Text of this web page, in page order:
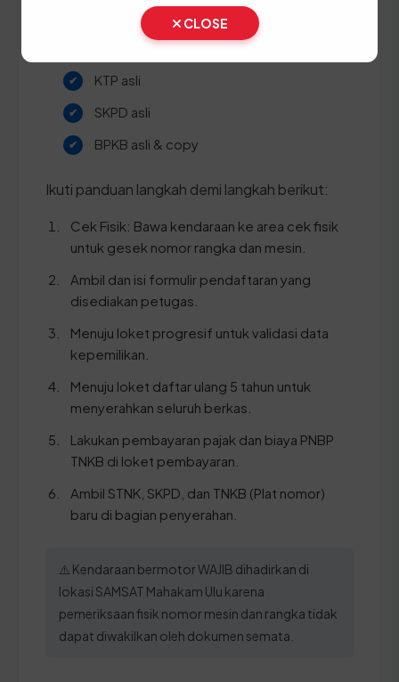
kendaraan. Siapkan dokumen tambahan ini:
STNK asli
KTP asli
SKPD asli
BPKB asli & copy
Ikuti panduan langkah demi langkah berikut:
Cek Fisik: Bawa kendaraan ke area cek fisik
untuk gesek nomor rangka dan mesin.
Ambil dan isi formulir pendaftaran yang
disediakan petugas.
Menuju loket progresif untuk validasi data
kepemilikan.
Menuju loket daftar ulang 5 tahun untuk
menyerahkan seluruh berkas.
Lakukan pembayaran pajak dan biaya PNBP
TNKB di loket pembayaran.
Ambil STNK, SKPD, dan TNKB (Plat nomor)
baru di bagian penyerahan.
⚠️ Kendaraan bermotor WAJIB dihadirkan di
lokasi SAMSAT Mahakam Ulu karena
pemeriksaan fisik nomor mesin dan rangka tidak
dapat diwakilkan oleh dokumen semata.
CLOSE